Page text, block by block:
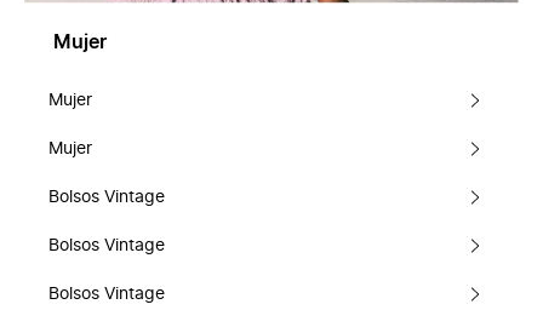
Mujer
Mujer
Mujer
Bolsos Vintage
Bolsos Vintage
Bolsos Vintage